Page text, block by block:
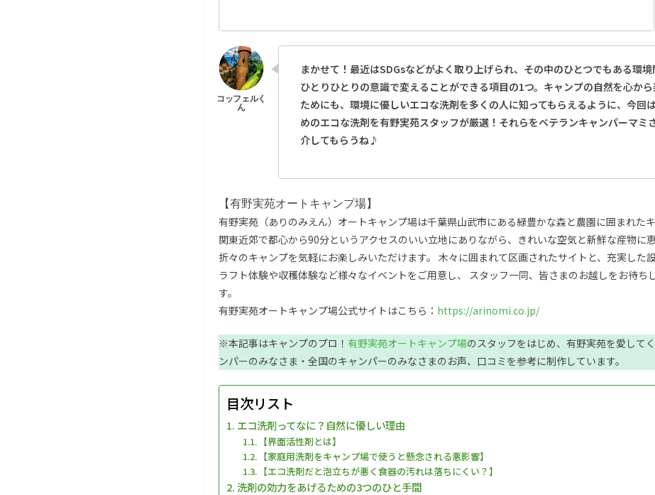
まかせて！最近はSDGsなどがよく取り上げられ、その中のひとつでもある環境
ひとりひとりの意識で変えることができる項目の1つ。キャンプの自然を心か
ためにも、環境に優しいエコな洗剤を多くの人に知ってもらえるように、今回
めのエコな洗剤を有野実苑スタッフが厳選！それらをベテランキャンパーマミ
介してもらうね♪
【有野実苑オートキャンプ場】
有野実苑（ありのみえん）オートキャンプ場は千葉県山武市にある緑豊かな森と農園に囲まれたキ
関東近郊で都心から90分というアクセスのいい立地にありながら、きれいな空気と新鮮な産物に
折々のキャンプを気軽にお楽しみいただけます。 木々に囲まれて区画されたサイトと、充実した
ラフト体験や収穫体験など様々なイベントをご用意し、 スタッフ一同、皆さまのお越しをお待ち
す。
有野実苑オートキャンプ場公式サイトはこちら： https://arinomi.co.jp/
※本記事はキャンプのプロ！ 有野実苑オートキャンプ場のスタッフをはじめ、有野実苑を愛して
ンパーのみなさま・全国のキャンパーのみなさまのお声、口コミを参考に制作しています。
目次リスト
エコ洗剤ってなに？自然に優しい理由
【界面活性剤とは】
【家庭用洗剤をキャンプ場で使うと懸念される悪影響】
【エコ洗剤だと泡立ちが悪く食器の汚れは落ちにくい？】
洗剤の効力をあげるための3つのひと手間